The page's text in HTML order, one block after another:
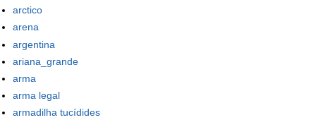
arctico
arena
argentina
ariana_grande
arma
arma legal
armadilha tucídides